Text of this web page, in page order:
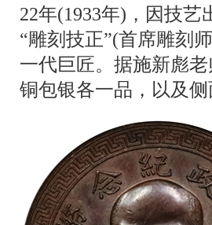
22年(1933年)，因技
“雕刻技正”(首席雕刻
一代巨匠。据施新彪
铜包银各一品，以及